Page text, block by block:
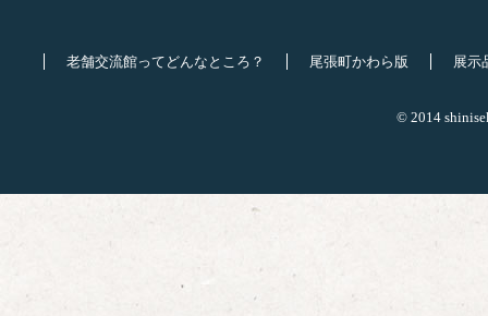
老舗交流館ってどんなところ？ 尾張町かわら版 展示
© 2014